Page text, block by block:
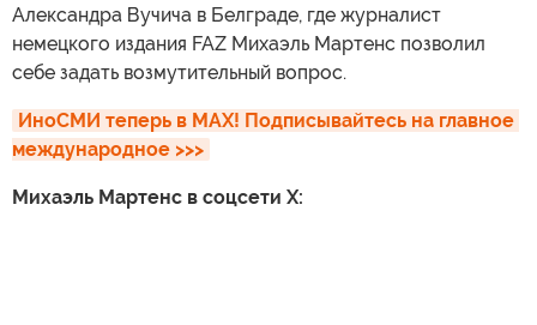
Александра Вучича в Белграде, где журналист
немецкого издания FAZ Михаэль Мартенс позволил
себе задать возмутительный вопрос.
ИноСМИ теперь в MAX! Подписывайтесь на главное
международное >>>
Михаэль Мартенс в соцсети X: